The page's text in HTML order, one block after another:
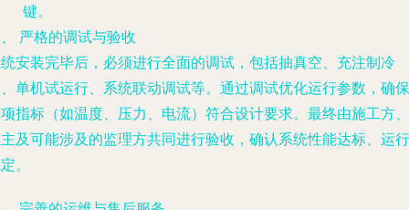
键。
严格的调试与验收
安装完毕后，必须进行全面的调试，包括抽真空、充注制冷
单机试运行、系统联动调试等。通过调试优化运行参数，确保
指标（如温度、压力、电流）符合设计要求。最终由施工方、
及可能涉及的监理方共同进行验收，确认系统性能达标、运行
。